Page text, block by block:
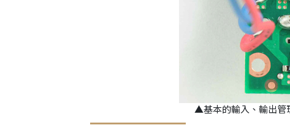
▲基本的輸入、輸出管